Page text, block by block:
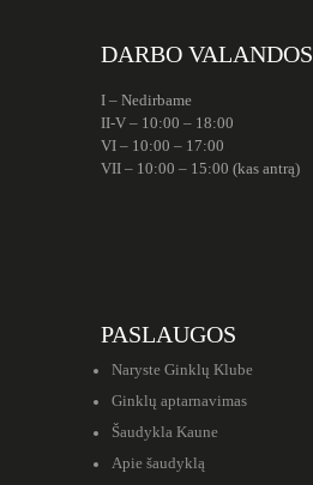
DARBO VALANDOS
I – Nedirbame
II-V – 10:00 – 18:00
VI – 10:00 – 17:00
VII – 10:00 – 15:00 (kas antrą)
PASLAUGOS
Naryste Ginklų Klube
Ginklų aptarnavimas
Šaudykla Kaune
Apie šaudyklą